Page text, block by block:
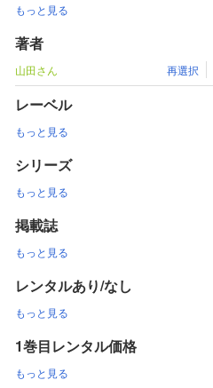
もっと見る
著者
山田さん 再選択
レーベル
もっと見る
シリーズ
もっと見る
掲載誌
もっと見る
レンタルあり/なし
もっと見る
1巻目レンタル価格
もっと見る